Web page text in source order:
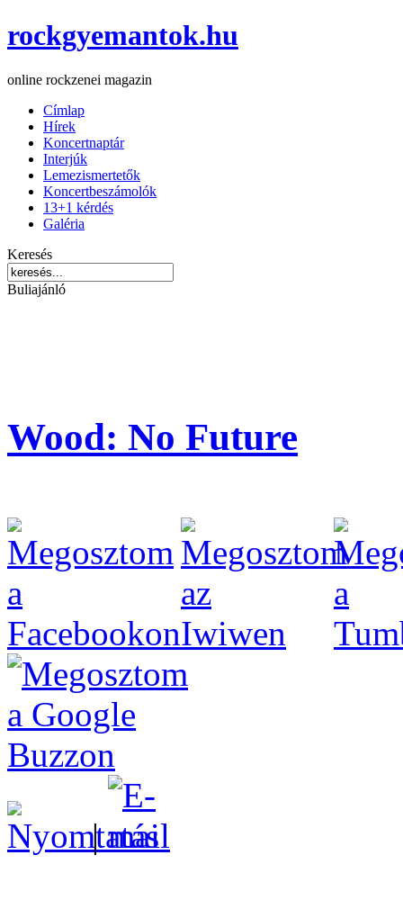
rockgyemantok.hu
online rockzenei magazin
Címlap
Hírek
Koncertnaptár
Interjúk
Lemezismertetők
Koncertbeszámolók
13+1 kérdés
Galéria
Keresés
Buliajánló
Wood: No Future
|